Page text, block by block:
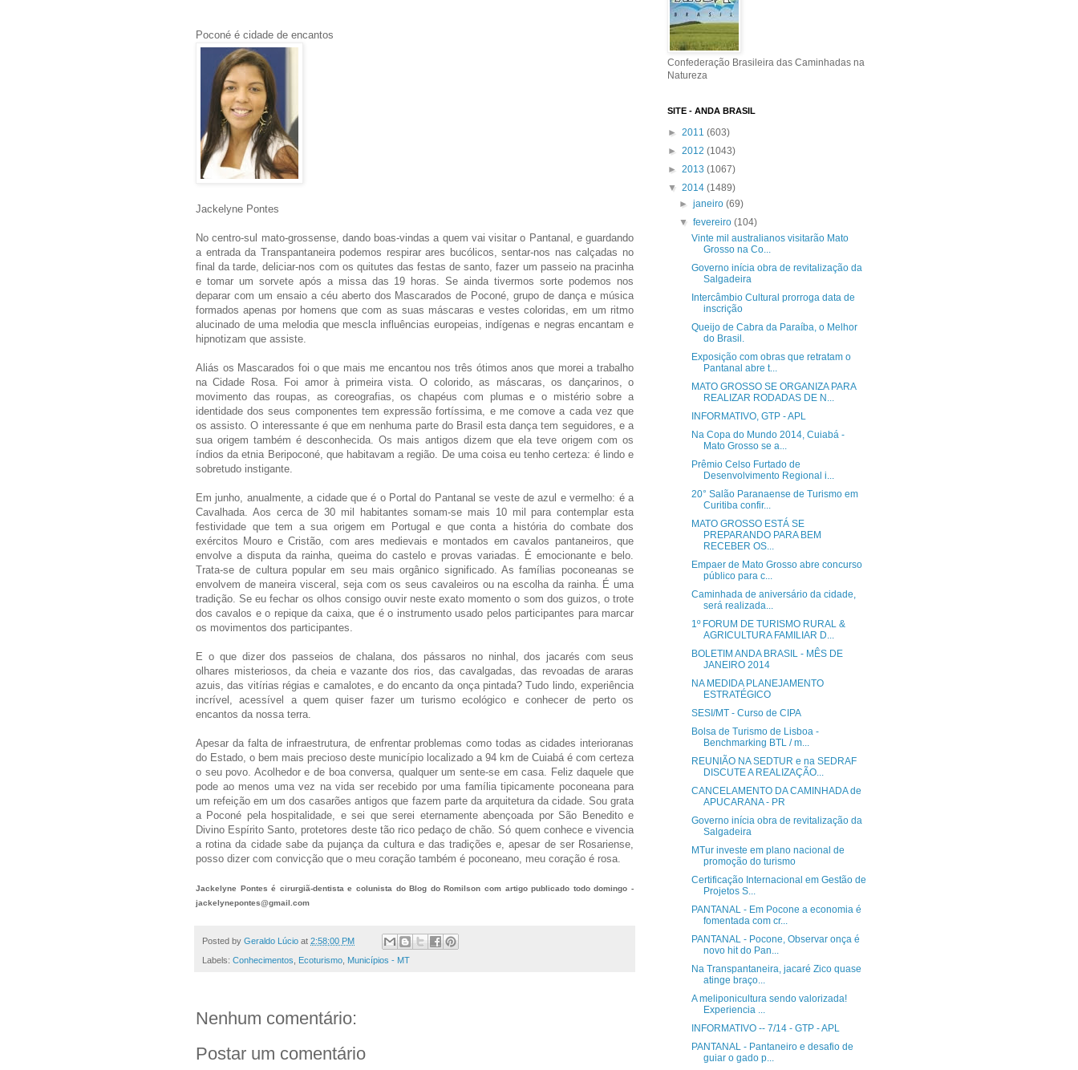
Poconé é cidade de encantos
Jackelyne Pontes
No centro-sul mato-grossense, dando boas-vindas a quem vai visitar o Pantanal, e guardando
a entrada da Transpantaneira podemos respirar ares bucólicos, sentar-nos nas calçadas no
final da tarde, deliciar-nos com os quitutes das festas de santo, fazer um passeio na pracinha
e tomar um sorvete após a missa das 19 horas. Se ainda tivermos sorte podemos nos
deparar com um ensaio a céu aberto dos Mascarados de Poconé, grupo de dança e música
formados apenas por homens que com as suas máscaras e vestes coloridas, em um ritmo
alucinado de uma melodia que mescla influências europeias, indígenas e negras encantam e
hipnotizam que assiste.
Aliás os Mascarados foi o que mais me encantou nos três ótimos anos que morei a trabalho
na Cidade Rosa. Foi amor à primeira vista. O colorido, as máscaras, os dançarinos, o
movimento das roupas, as coreografias, os chapéus com plumas e o mistério sobre a
identidade dos seus componentes tem expressão fortíssima, e me comove a cada vez que
os assisto. O interessante é que em nenhuma parte do Brasil esta dança tem seguidores, e a
sua origem também é desconhecida. Os mais antigos dizem que ela teve origem com os
índios da etnia Beripoconé, que habitavam a região. De uma coisa eu tenho certeza: é lindo e
sobretudo instigante.
Em junho, anualmente, a cidade que é o Portal do Pantanal se veste de azul e vermelho: é a
Cavalhada. Aos cerca de 30 mil habitantes somam-se mais 10 mil para contemplar esta
festividade que tem a sua origem em Portugal e que conta a história do combate dos
exércitos Mouro e Cristão, com ares medievais e montados em cavalos pantaneiros, que
envolve a disputa da rainha, queima do castelo e provas variadas. É emocionante e belo.
Trata-se de cultura popular em seu mais orgânico significado. As famílias poconeanas se
envolvem de maneira visceral, seja com os seus cavaleiros ou na escolha da rainha. É uma
tradição. Se eu fechar os olhos consigo ouvir neste exato momento o som dos guizos, o trote
dos cavalos e o repique da caixa, que é o instrumento usado pelos participantes para marcar
os movimentos dos participantes.
E o que dizer dos passeios de chalana, dos pássaros no ninhal, dos jacarés com seus
olhares misteriosos, da cheia e vazante dos rios, das cavalgadas, das revoadas de araras
azuis, das vitírias régias e camalotes, e do encanto da onça pintada? Tudo lindo, experiência
incrível, acessível a quem quiser fazer um turismo ecológico e conhecer de perto os
encantos da nossa terra.
Apesar da falta de infraestrutura, de enfrentar problemas como todas as cidades interioranas
do Estado, o bem mais precioso deste município localizado a 94 km de Cuiabá é com certeza
o seu povo. Acolhedor e de boa conversa, qualquer um sente-se em casa. Feliz daquele que
pode ao menos uma vez na vida ser recebido por uma família tipicamente poconeana para
um refeição em um dos casarões antigos que fazem parte da arquitetura da cidade. Sou grata
a Poconé pela hospitalidade, e sei que serei eternamente abençoada por São Benedito e
Divino Espírito Santo, protetores deste tão rico pedaço de chão. Só quem conhece e vivencia
a rotina da cidade sabe da pujança da cultura e das tradições e, apesar de ser Rosariense,
posso dizer com convicção que o meu coração também é poconeano, meu coração é rosa.
Jackelyne Pontes é cirurgiã-dentista e colunista do Blog do Romilson com artigo publicado todo domingo -
jackelynepontes@gmail.com
Posted by Geraldo Lúcio at 2:58:00 PM
Labels: Conhecimentos, Ecoturismo, Municípios - MT
Nenhum comentário:
Postar um comentário
Confederação Brasileira das Caminhadas na
Natureza
SITE - ANDA BRASIL
► 2011 (603)
► 2012 (1043)
► 2013 (1067)
▼ 2014 (1489)
►janeiro(69)
▼fevereiro(104)
Vinte mil australianos visitarão Mato
Grosso na Co...
Governo inícia obra de revitalização da
Salgadeira
Intercâmbio Cultural prorroga data de
inscrição
Queijo de Cabra da Paraíba, o Melhor
do Brasil.
Exposição com obras que retratam o
Pantanal abre t...
MATO GROSSO SE ORGANIZA PARA
REALIZAR RODADAS DE N...
INFORMATIVO, GTP - APL
Na Copa do Mundo 2014, Cuiabá -
Mato Grosso se a...
Prêmio Celso Furtado de
Desenvolvimento Regional i...
20° Salão Paranaense de Turismo em
Curitiba confir...
MATO GROSSO ESTÁ SE
PREPARANDO PARA BEM
RECEBER OS...
Empaer de Mato Grosso abre concurso
público para c...
Caminhada de aniversário da cidade,
será realizada...
1º FORUM DE TURISMO RURAL &
AGRICULTURA FAMILIAR D...
BOLETIM ANDA BRASIL - MÊS DE
JANEIRO 2014
NA MEDIDA PLANEJAMENTO
ESTRATÉGICO
SESI/MT - Curso de CIPA
Bolsa de Turismo de Lisboa -
Benchmarking BTL / m...
REUNIÃO NA SEDTUR e na SEDRAF
DISCUTE A REALIZAÇÃO...
CANCELAMENTO DA CAMINHADA de
APUCARANA - PR
Governo inícia obra de revitalização da
Salgadeira
MTur investe em plano nacional de
promoção do turismo
Certificação Internacional em Gestão de
Projetos S...
PANTANAL - Em Pocone a economia é
fomentada com cr...
PANTANAL - Pocone, Observar onça é
novo hit do Pan...
Na Transpantaneira, jacaré Zico quase
atinge braço...
A meliponicultura sendo valorizada!
Experiencia ...
INFORMATIVO -- 7/14 ‏- GTP - APL
PANTANAL - Pantaneiro e desafio de
guiar o gado p...